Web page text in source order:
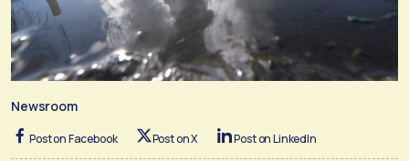
Newsroom
Post on Facebook Post on X Post on LinkedIn